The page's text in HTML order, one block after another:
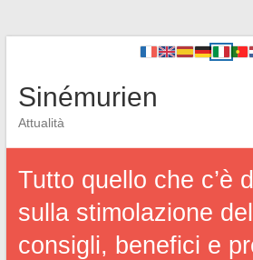
Sinémurien
Attualità
Tutto quello che c’è
sulla stimolazione
consigli, benefici e